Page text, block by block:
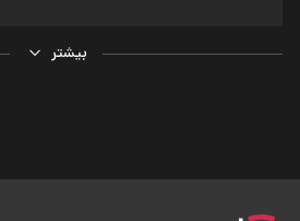
بیشتر